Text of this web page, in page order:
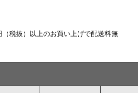
税抜）以上のお買い上げで配送料無